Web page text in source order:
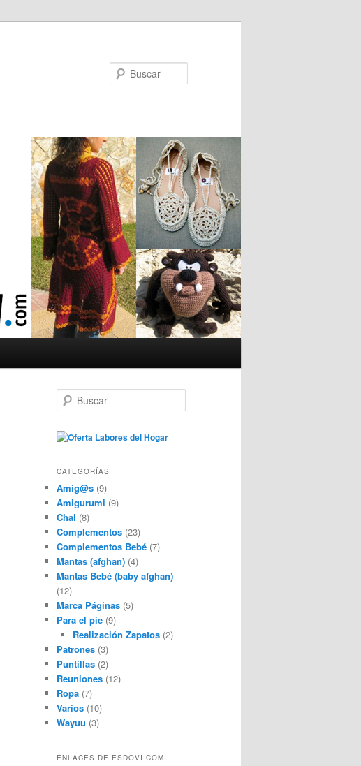
u
c
CATEGORÍAS
Amig@s (9)
Amigurumi (9)
Chal (8)
Complementos (23)
Complementos Bebé (7)
Mantas (afghan) (4)
Mantas Bebé (baby afghan)
(12)
Marca Páginas (5)
Para el pie (9)
Realización Zapatos(2)
Patrones (3)
Puntillas (2)
Reuniones (12)
Ropa (7)
Varios (10)
Wayuu (3)
ENLACES DE ESDOVI.COM